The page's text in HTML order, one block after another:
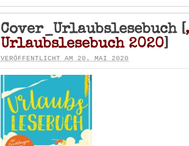
Cover_Urlaubslesebuch [
Urlaubslesebuch 2020]
VERÖFFENTLICHT AM 20. MAI 2020